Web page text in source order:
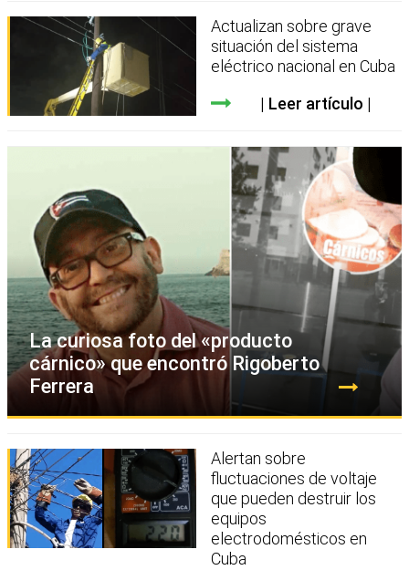
Actualizan sobre grave
situación del sistema
eléctrico nacional en Cuba
Leer artículo
La curiosa foto del «producto
cárnico» que encontró Rigoberto
Ferrera
Alertan sobre
fluctuaciones de voltaje
que pueden destruir los
equipos
electrodomésticos en
Cuba